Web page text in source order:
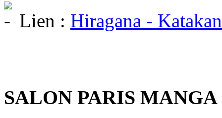
Lien : Hiragana -
SALON PARIS MANGA